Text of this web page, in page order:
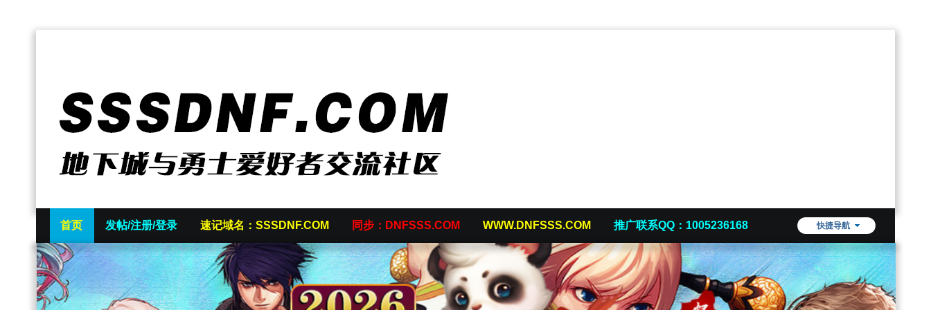
快捷导航
首页 发帖/注册/登录 速记域名：SSSDNF.COM 同步：DNFSSS.COM WWW.DNFSSS.COM 推广联系QQ：1005236168